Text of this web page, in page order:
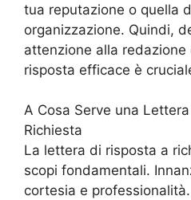
tua reputazione o quella
organizzazione. Quindi,
attenzione alla
risposta efficace è
A Cosa Serve una
Richiesta
La lettera di risposta a
scopi fondamentali.
cortesia e professionalità.